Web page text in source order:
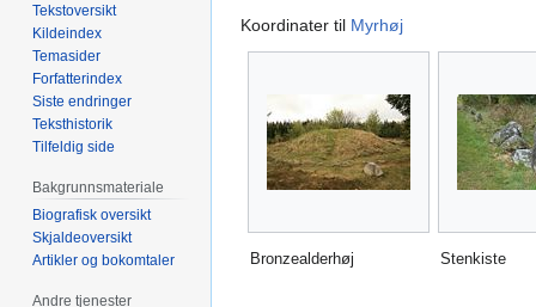
Koordinater til Myrhøj
Bronzealderhøj Stenkiste
Tekstoversikt
Kildeindex
Temasider
Forfatterindex
Siste endringer
Teksthistorik
Tilfeldig side
Bakgrunnsmateriale
Biografisk oversikt
Skjaldeoversikt
Artikler og bokomtaler
Andre tjenester